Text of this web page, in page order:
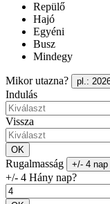
Repülő
Hajó
Egyéni
Busz
Mindegy
Mikor utazna? pl.:
Indulás
Vissza
OK
Rugalmasság +/- 4 nap
+/- 4 Hány nap?